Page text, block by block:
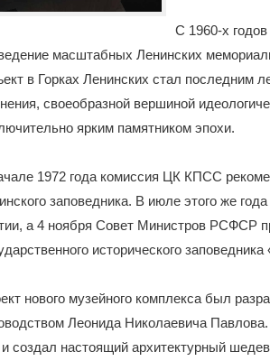
С 1960-х
масштабных Ленинских
в Горках Ленинских стал последним
своеобразной вершиной
ярким памятником эпохи.
1972 года комиссия ЦК КПСС
заповедника. В июле этого же
а 4 ноября Совет Министров РСФСР
исторического
нового музейного комплекса был
Леонида Николаевича
и создал настоящий архитектурный